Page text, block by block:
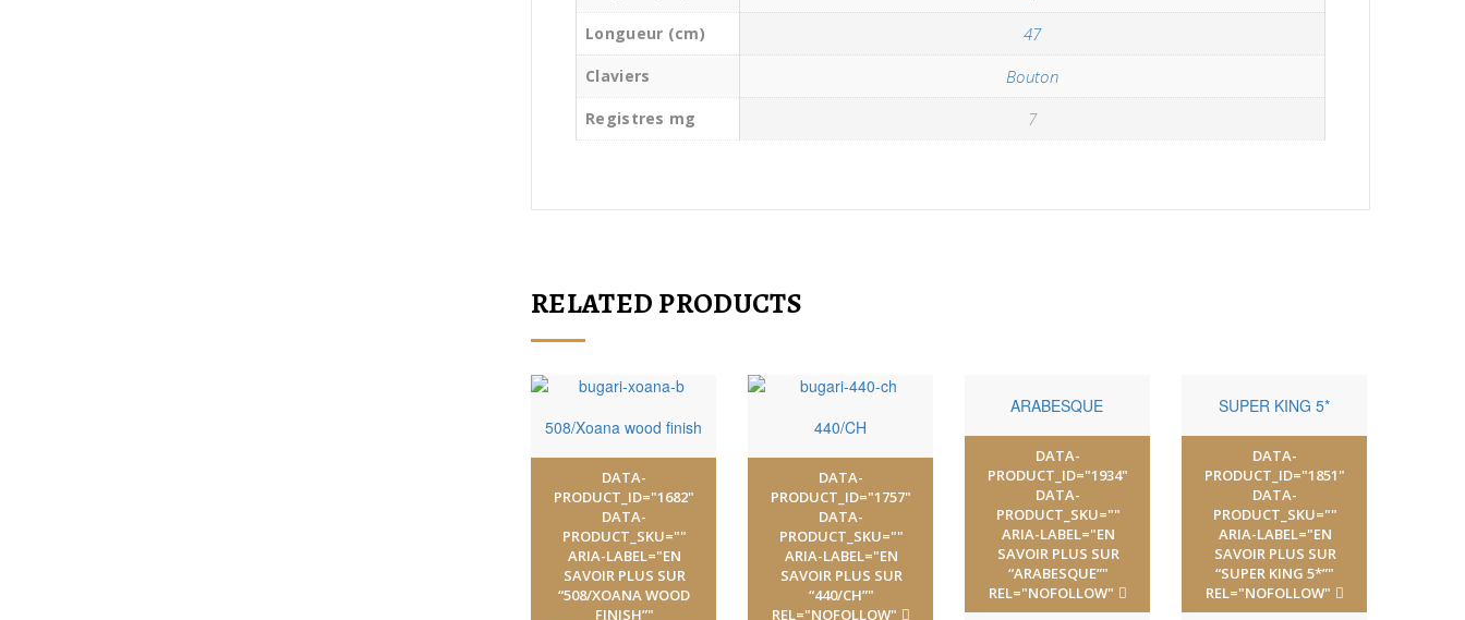
Longueur (cm) 47
Claviers Bouton
Registres mg 7
RELATED PRODUCTS
508/Xoana wood finish
DATA-
PRODUCT_ID="1682"
DATA-
PRODUCT_SKU=""
ARIA-LABEL="EN
SAVOIR PLUS SUR
“508/XOANA WOOD
FINISH”"
440/CH
DATA-
PRODUCT_ID="1757"
DATA-
PRODUCT_SKU=""
ARIA-LABEL="EN
SAVOIR PLUS SUR
“440/CH”"
REL="NOFOLLOW"
ARABESQUE
DATA-
PRODUCT_ID="1934"
DATA-
PRODUCT_SKU=""
ARIA-LABEL="EN
SAVOIR PLUS SUR
“ARABESQUE”"
REL="NOFOLLOW"
SUPER KING 5*
DATA-
PRODUCT_ID="1851"
DATA-
PRODUCT_SKU=""
ARIA-LABEL="EN
SAVOIR PLUS SUR
“SUPER KING 5*”"
REL="NOFOLLOW"